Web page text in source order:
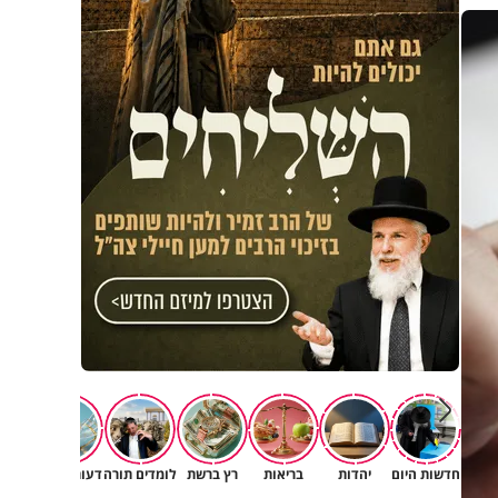
חדשות היום יהדות בריאות רץ ברשת לומדים תורהדעות וטורים